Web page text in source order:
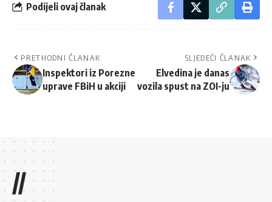
Podijeli ovaj članak
PRETHODNI ČLANAK
Inspektori iz Porezne
uprave FBiH u akciji
SLJEDEĆI ČLANAK
Elvedina je danas
vozila spust na ZOI-ju
//